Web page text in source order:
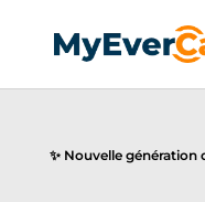
✨ Nouvelle génération